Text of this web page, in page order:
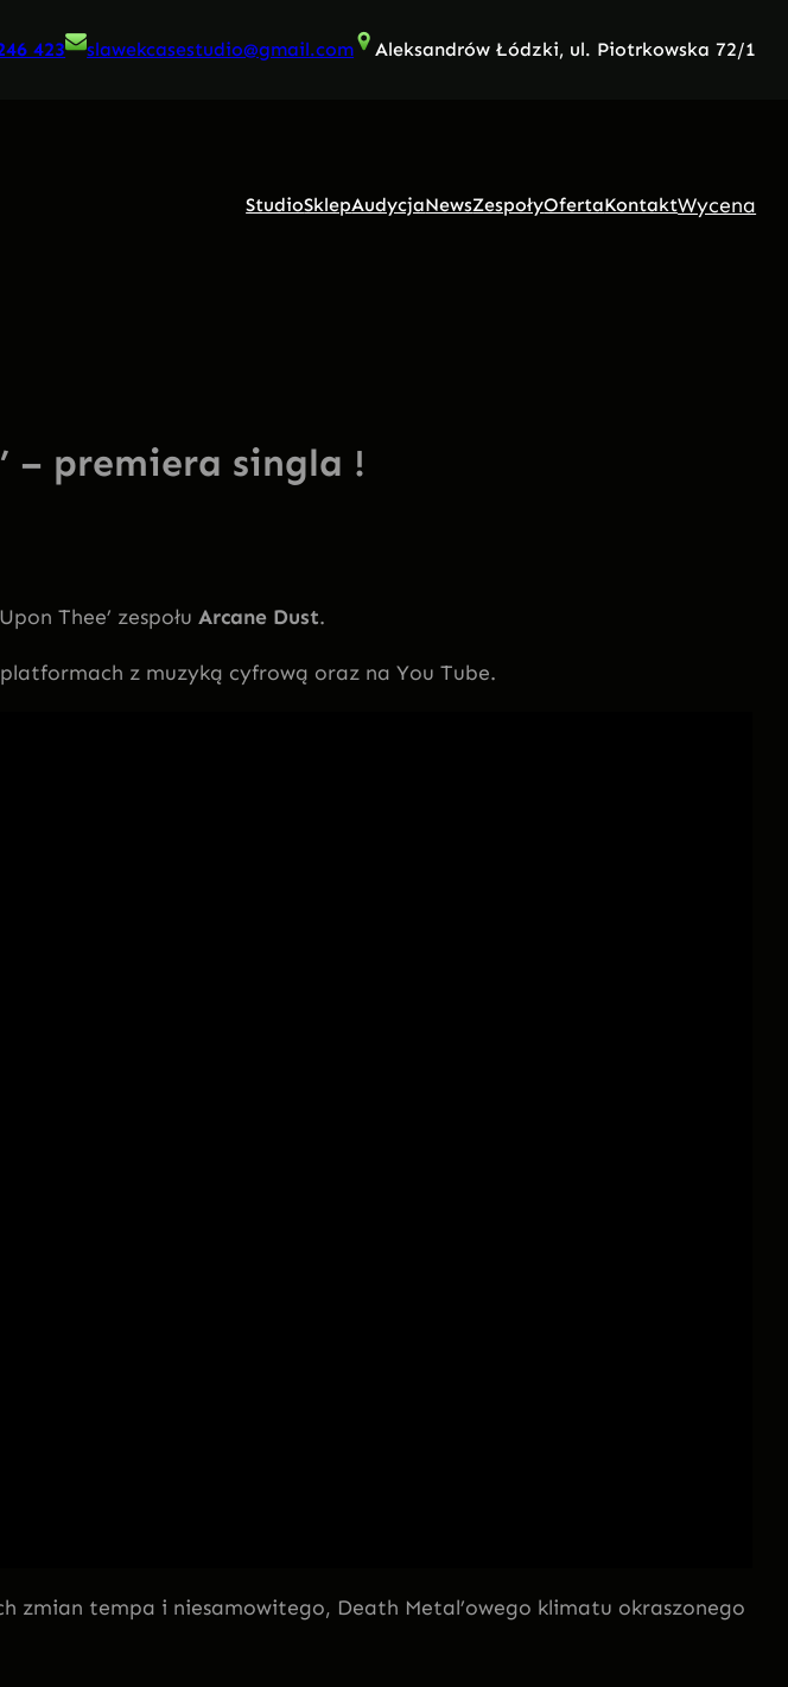
423 slawekcasestudio@gmail.com Aleksandrów Łódzki, ul. Piotrkowska 72/1
StudioSklepAudycjaNewsZespołyOfertaKontaktWycena
– premiera singla !
Thee’ zespołu Arcane Dust.
z muzyką cyfrową oraz na You Tube.
zmian tempa i niesamowitego, Death Metal’owego klimatu okraszonego